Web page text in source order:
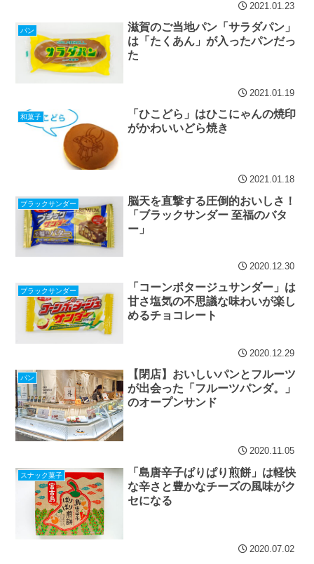
2021.01.23
パン
滋賀のご当地パン「サラダパン」
は「たくあん」が入ったパンだっ
た
2021.01.19
和菓子
「ひこどら」はひこにゃんの焼印
がかわいいどら焼き
2021.01.18
ブラックサンダー
脳天を直撃する圧倒的おいしさ！
「ブラックサンダー 至福のバタ
ー」
2020.12.30
ブラックサンダー
「コーンポタージュサンダー」は
甘さ塩気の不思議な味わいが楽し
めるチョコレート
2020.12.29
パン
【閉店】おいしいパンとフルーツ
が出会った「フルーツパンダ。」
のオープンサンド
2020.11.05
スナック菓子
「島唐辛子ぱりぱり煎餅」は軽快
な辛さと豊かなチーズの風味がク
セになる
2020.07.02